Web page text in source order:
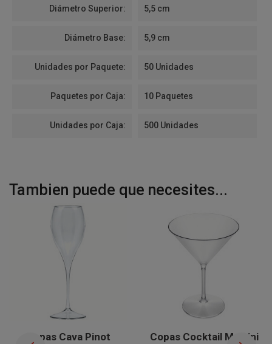
Diámetro Superior: 5,5 cm
Diámetro Base: 5,9 cm
Unidades por Paquete: 50 Unidades
Paquetes por Caja: 10 Paquetes
Unidades por Caja: 500 Unidades
Tambien puede que necesites...
Copas Cava Pinot
Copas Cocktail Martini